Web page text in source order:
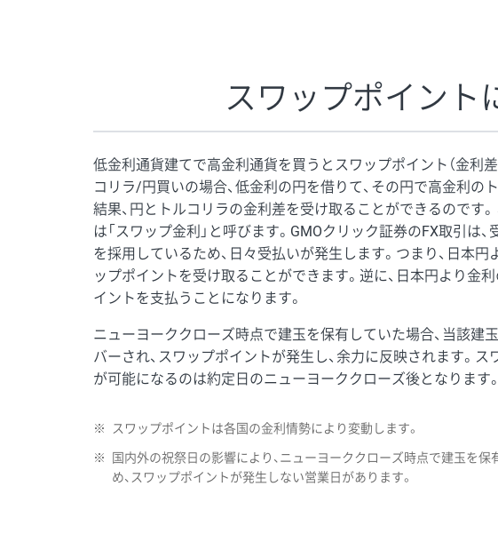
160円
※ハンガリーフォリント/円と南アフリカランド/円とメキシコペソ/
スワップポイント
低金利通貨建てで高金利通貨を買うとスワップポイント（金利
コリラ/円買いの場合、低金利の円を借りて、その円で高金利の
結果、円とトルコリラの金利差を受け取ることができるのです
は「スワップ金利」と呼びます。GMOクリック証券のFX取引は
を採用しているため、日々受払いが発生します。つまり、日本
ップポイントを受け取ることができます。逆に、日本円より金
イントを支払うことになります。
ニューヨーククローズ時点で建玉を保有していた場合、当該建
バーされ、スワップポイントが発生し、余力に反映されます。
が可能になるのは約定日のニューヨーククローズ後となります
※ スワップポイントは各国の金利情勢により変動します。
※
国内外の祝祭日の影響により、ニューヨーククローズ時点で建玉を
め、スワップポイントが発生しない営業日があります。